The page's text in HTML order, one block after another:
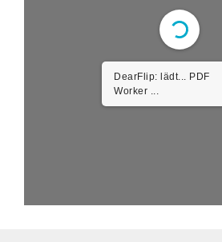
DearFlip: lädt... PDF
Worker ...